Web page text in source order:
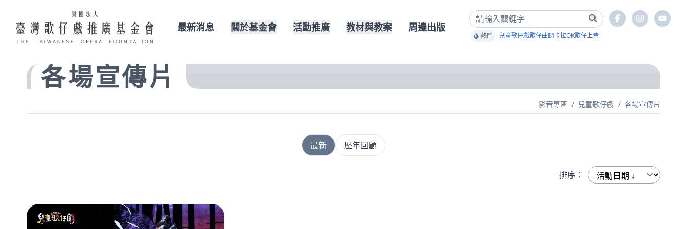
最新消息 關於基金會 活動推廣 教材與教案 周邊出版
熱門 兒童歌仔戲歌仔曲調卡拉OK歌仔上青
各場宣傳片
影音專區 / 兒童歌仔戲 / 各場宣傳片
最新 歷年回顧
排序：